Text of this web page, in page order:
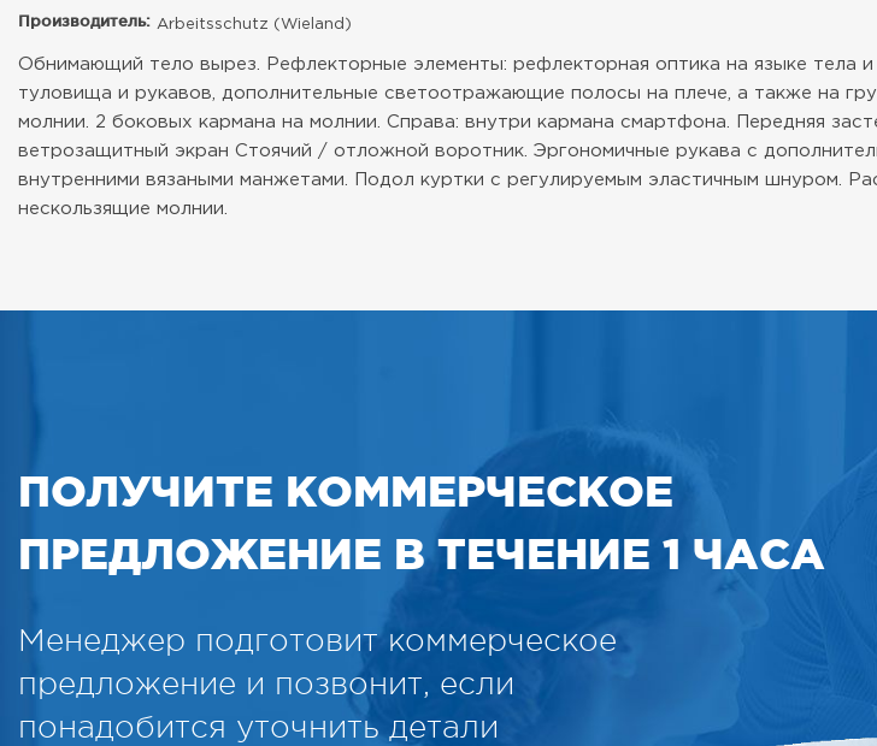
Производитель: Arbeitsschutz (Wieland)
Обнимающий тело вырез. Рефлекторные элементы: рефлекторная оптика на языке
туловища и рукавов, дополнительные светоотражающие полосы на плече, а также на
молнии. 2 боковых кармана на молнии. Справа: внутри кармана смартфона. Передняя
ветрозащитный экран Стоячий / отложной воротник. Эргономичные рукава с
внутренними вязаными манжетами. Подол куртки с регулируемым эластичным шнуром.
нескользящие молнии.
ПОЛУЧИТЕ КОММЕРЧЕСКОЕ
ПРЕДЛОЖЕНИЕ В ТЕЧЕНИЕ 1 ЧАСА
Менеджер подготовит коммерческое
предложение и позвонит, если
понадобится уточнить детали